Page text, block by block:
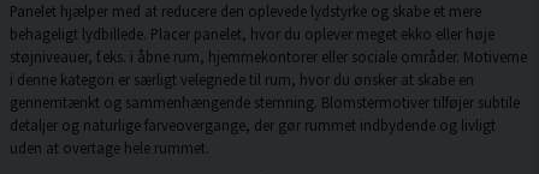
Panelet hjælper med at reducere den oplevede lydstyrke og skabe et mere
behageligt lydbillede. Placer panelet, hvor du oplever meget ekko eller høje
støjniveauer, f.eks. i åbne rum, hjemmekontorer eller sociale områder. Motiverne
i denne kategori er særligt velegnede til rum, hvor du ønsker at skabe en
gennemtænkt og sammenhængende stemning. Blomstermotiver tilføjer subtile
detaljer og naturlige farveovergange, der gør rummet indbydende og livligt
uden at overtage hele rummet.